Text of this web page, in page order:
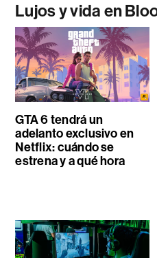
Lujos y vida en
GTA 6 tendrá un
adelanto exclusivo en
Netflix: cuándo se
estrena y a qué hora